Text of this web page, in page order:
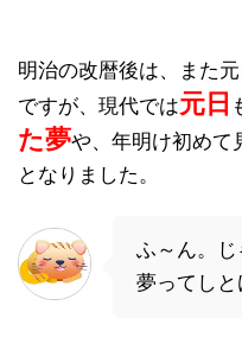
明治の改暦後は、また
ですが、現代では元日
た夢や、年明け初めて
となりました。
ふ～ん。
夢ってし